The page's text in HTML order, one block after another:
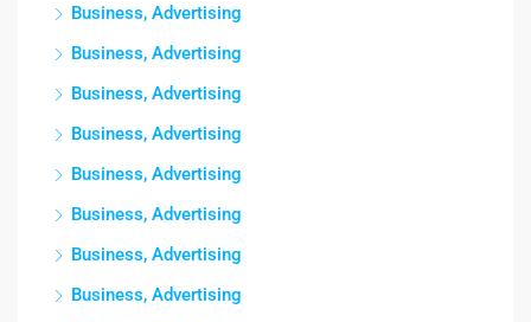
Business, Advertising
Business, Advertising
Business, Advertising
Business, Advertising
Business, Advertising
Business, Advertising
Business, Advertising
Business, Advertising